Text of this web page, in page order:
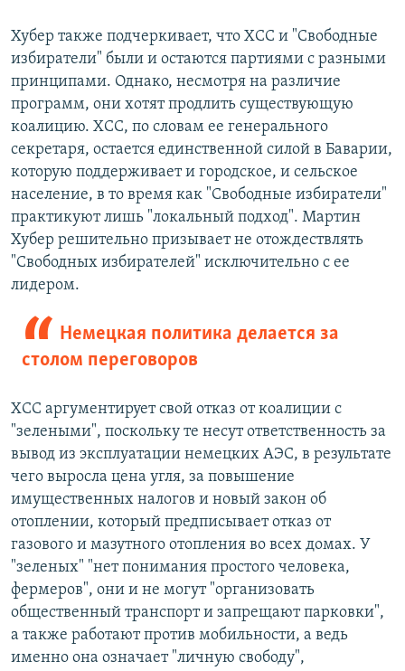
Хубер также подчеркивает, что ХСС и "Свободные
избиратели" были и остаются партиями с разными
принципами. Однако, несмотря на различие
программ, они хотят продлить существующую
коалицию. ХСС, по словам ее генерального
секретаря, остается единственной силой в Баварии,
которую поддерживает и городское, и сельское
население, в то время как "Свободные избиратели"
практикуют лишь "локальный подход". Мартин
Хубер решительно призывает не отождествлять
"Свободных избирателей" исключительно с ее
лидером.
Немецкая политика делается за
столом переговоров
ХСС аргументирует свой отказ от коалиции с
"зелеными", поскольку те несут ответственность за
вывод из эксплуатации немецких АЭС, в результате
чего выросла цена угля, за повышение
имущественных налогов и новый закон об
отоплении, который предписывает отказ от
газового и мазутного отопления во всех домах. У
"зеленых" "нет понимания простого человека,
фермеров", они и не могут "организовать
общественный транспорт и запрещают парковки",
а также работают против мобильности, а ведь
именно она означает "личную свободу",